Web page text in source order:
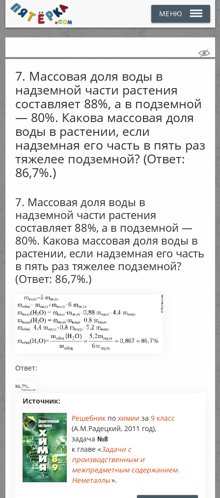
МЕНЮ
7. Массовая доля воды в
надземной части растения
составляет 88%, а в подземной
— 80%. Какова массовая доля
воды в растении, если
надземная его часть в пять раз
тяжелее подземной? (Ответ:
86,7%.)
7. Массовая доля воды в
надземной части растения
составляет 88%, а в подземной —
80%. Какова массовая доля воды в
растении, если надземная его часть
в пять раз тяжелее подземной?
(Ответ: 86,7%.)
Ответ:
Источник:
Решебник по химии за 9 класс
(А.М.Радецкий, 2011 год),
задача №8
к главе «Задачи с
производственным и
межпредметным содержанием.
Неметаллы».